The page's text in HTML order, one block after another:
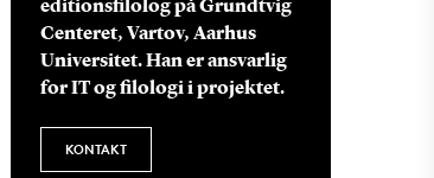
editionsfilolog på Grundtvig
Centeret, Vartov, Aarhus
Universitet. Han er ansvarlig
for IT og filologi i projektet.
KONTAKT